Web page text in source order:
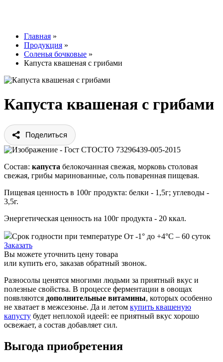
Главная »
Продукция »
Соленья бочковые »
Капуста квашеная с грибами
Капуста квашеная с грибами
Поделиться
СТО 73296439-005-2015
Состав: капуста белокочанная свежая, морковь столовая
свежая, грибы маринованные, соль поваренная пищевая.
Пищевая ценность в 100г продукта: белки - 1,5г; углеводы -
3,5г.
Энергетическая ценность на 100г продукта - 20 ккал.
Срок годности при температуре От -1° до +4°С – 60 суток
Заказать
Вы можете уточнить цену товара
или купить его, заказав обратный звонок.
Разносолы ценятся многими людьми за приятный вкус и
полезные свойства. В процессе ферментации в овощах
появляются дополнительные витамины, которых особенно
не хватает в межсезонье. Да и летом купить квашеную
капусту будет неплохой идеей: ее приятный вкус хорошо
освежает, а состав добавляет сил.
Выгода приобретения